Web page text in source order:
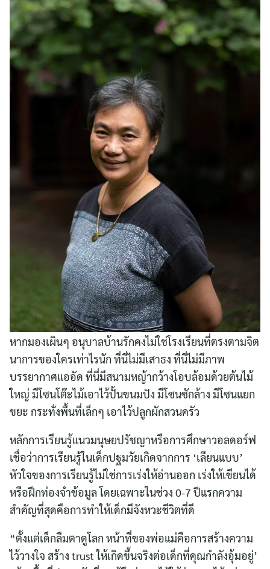
หากมองเผินๆ อนุบาลบ้านรักคงไม่ใช่โรงเรียนที่ตรงตามจิต
นาการของใครเท่าไรนัก ที่นี่ไม่มีเสาธง ที่นี่ไม่มีภาพ
บรรยากาศแออัด ที่นี่มีสนามหญ้ากว้างโอบล้อมด้วยต้นไม้
ใหญ่ มีโซนโต๊ะไม้เอาไว้ปั้นขนมปัง มีโซนซักล้าง มีโซนแยก
ขยะ กระทั่งพื้นที่เล็กๆ เอาไว้ปลูกผักสวนครัว
หลักการเรียนรู้แนวมนุษยปรัชญาหรือการศึกษาวอลดอร์ฟ
เชื่อว่าการเรียนรู้ในเด็กปฐมวัยเกิดจากการ ‘เลียนแบบ’
หัวใจของการเรียนรู้ไม่ใช่การเร่งให้อ่านออก เร่งให้เขียนได้
หรือฝึกท่องจำข้อมูล โดยเฉพาะในช่วง 0-7 ปีแรกความ
สำคัญที่สุดคือการทำให้เด็กมีจังหวะชีวิตที่ดี
“ตั้งแต่เด็กลืมตาดูโลก หน้าที่ของพ่อแม่คือการสร้างความ
ไว้วางใจ สร้าง trust ให้เกิดขึ้นจริงต่อเด็กที่คุณกำลังอุ้มอยู่’